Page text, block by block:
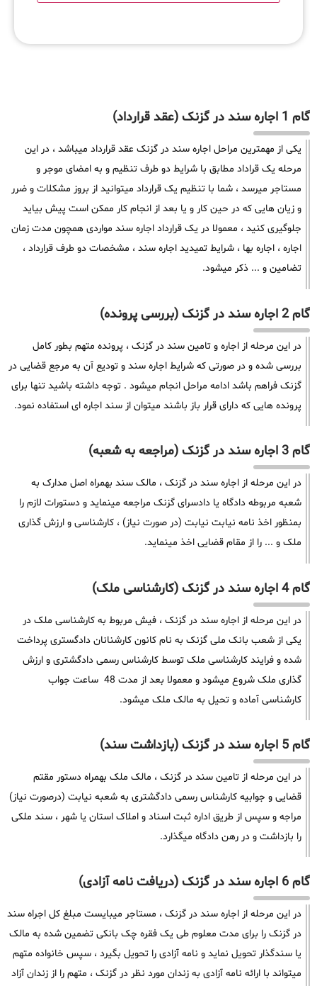
گام 1 اجاره سند در گزنک (عقد قرارداد)
یکی از مهمترین مراحل اجاره سند در گزنک عقد قرارداد میباشد ، در این
مرحله یک قراداد مطابق با شرایط دو طرف تنظیم و به امضای موجر و
مستاجر میرسد ، شما با تنظیم یک قرارداد میتوانید از بروز مشکلات و ضرر
و زیان هایی که در حین کار و یا بعد از انجام کار ممکن است پیش بیاید
جلوگیری کنید ، معمولا در یک قرارداد اجاره سند مواردی همچون مدت زمان
اجاره ، اجاره بها ، شرایط تمیدید اجاره سند ، مشخصات دو طرف قرارداد ،
تضامین و ... ذکر میشود.
گام 2 اجاره سند در گزنک (بررسی پرونده)
در این مرحله از اجاره و تامین سند در گزنک ، پرونده متهم بطور کامل
بررسی شده و در صورتی که شرایط اجاره سند و تودیع آن به مرجع قضایی در
گزنک فراهم باشد ادامه مراحل انجام میشود . توجه داشته باشید تنها برای
پرونده هایی که دارای قرار باز باشند میتوان از سند اجاره ای استفاده نمود.
گام 3 اجاره سند در گزنک (مراجعه به شعبه)
در این مرحله از اجاره سند در گزنک ، مالک سند بهمراه اصل مدارک به
شعبه مربوطه دادگاه یا دادسرای گزنک مراجعه مینماید و دستورات لازم را
بمنظور اخذ نامه نیابت نیابت (در صورت نیاز) ، کارشناسی و ارزش گذاری
ملک و ... را از مقام قضایی اخذ مینماید.
گام 4 اجاره سند در گزنک (کارشناسی ملک)
در این مرحله از اجاره سند در گزنک ، فیش مربوط به کارشناسی ملک در
یکی از شعب بانک ملی گزنک به نام کانون کارشنانان دادگستری پرداخت
شده و فرایند کارشناسی ملک توسط کارشناس رسمی دادگشتری و ارزش
گذاری ملک شروع میشود و معمولا بعد از مدت 48 ساعت جواب
کارشناسی آماده و تحیل به مالک ملک میشود.
گام 5 اجاره سند در گزنک (بازداشت سند)
در این مرحله از تامین سند در گزنک ، مالک ملک بهمراه دستور مقتم
قضایی و جوابیه کارشناس رسمی دادگشتری به شعبه نیابت (درصورت نیاز)
مراجه و سپس از طریق اداره ثبت اسناد و املاک استان یا شهر ، سند ملکی
را بازداشت و در رهن دادگاه میگذارد.
گام 6 اجاره سند در گزنک (دریافت نامه آزادی)
در این مرحله از اجاره سند در گزنک ، مستاجر میبایست مبلغ کل اجراه سند
در گزنک را برای مدت معلوم طی یک فقره چک بانکی تضمین شده به مالک
یا سندگذار تحویل نماید و نامه آزادی را تحویل بگیرد ، سپس خانواده متهم
میتواند با ارائه نامه آزادی به زندان مورد نظر در گزنک ، متهم را از زندان آزاد